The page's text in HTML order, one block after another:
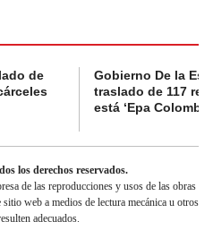
de
Gobierno De la
traslado de 117
está ‘Epa
los derechos reservados.
de las reproducciones y usos de las obras
web a medios de lectura mecánica u otros
adecuados.